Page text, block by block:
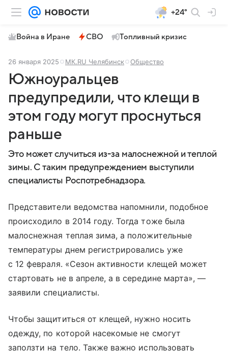
+24°
Война в Иране СВО Топливный кризис
26 января 2025 МК.RU Челябинск Общество
Южноуральцев
предупредили, что клещи в
этом году могут проснуться
раньше
Это может случиться из-за малоснежной и теплой
зимы. С таким предупреждением выступили
специалисты Роспотребнадзора.
Представители ведомства напомнили, подобное
происходило в 2014 году. Тогда тоже была
малоснежная теплая зима, а положительные
температуры днем регистрировались уже
с 12 февраля. «Сезон активности клещей может
стартовать не в апреле, а в середине марта», —
заявили специалисты.
Чтобы защититься от клещей, нужно носить
одежду, по которой насекомые не смогут
заползти на тело. Также важно использовать